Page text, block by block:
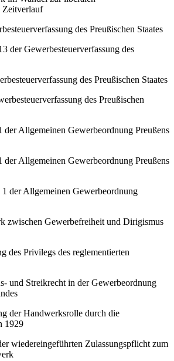
Zeitverlauf
des Preußischen Staates
der Gewerbesteuerverfassung des
des Preußischen Staates
des Preußischen
der Allgemeinen Gewerbeordnung Preußens
der Allgemeinen Gewerbeordnung Preußens
1 der Allgemeinen Gewerbeordnung
zwischen Gewerbefreiheit und Dirigismus
des Privilegs des reglementierten
und Streikrecht in der Gewerbeordnung
der Handwerksrolle durch die
1929
wiedereingeführten Zulassungspflicht zum